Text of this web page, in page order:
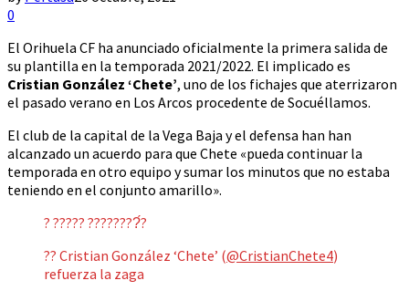
0
El Orihuela CF ha anunciado oficialmente la primera salida de
su plantilla en la temporada 2021/2022. El implicado es
Cristian González ‘Chete’, uno de los fichajes que aterrizaron
el pasado verano en Los Arcos procedente de Socuéllamos.
El club de la capital de la Vega Baja y el defensa han han
alcanzado un acuerdo para que Chete «pueda continuar la
temporada en otro equipo y sumar los minutos que no estaba
teniendo en el conjunto amarillo».
? ????? ????????́?
?? Cristian González ‘Chete’ (@CristianChete4)
refuerza la zaga